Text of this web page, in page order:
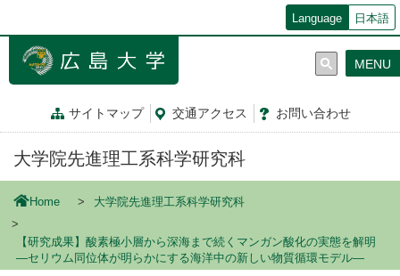
ン
Language 日本語
サイトマップ 交通アクセス お問い合わせ
MENU
大学院先進理工系科学研究科
Home 大学院先進理工系科学研究科
【研究成果】酸素極小層から深海まで続くマンガン酸化の実態を解明
―セリウム同位体が明らかにする海洋中の新しい物質循環モデル―